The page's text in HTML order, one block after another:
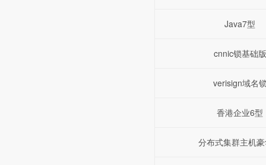
Java7型
cnnic锁基础版
verisign域名
香港企业6型
分布式集群主机